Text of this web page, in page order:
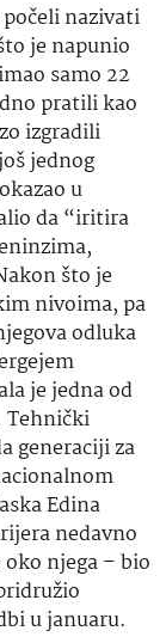
nazivati
je napunio
samo 22
pratili kao
izgradili
jednog
u
da “iritira
što je
nivoima, pa
odluka
je jedna od
Tehnički
generaciji za
Edina
nedavno
njega – bio
u januaru.